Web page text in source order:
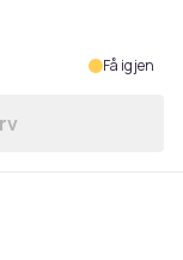
Få igjen